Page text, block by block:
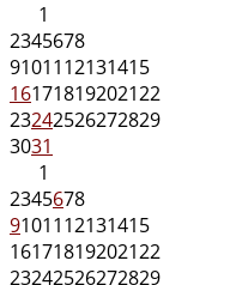
1
2345678
9101112131415
16171819202122
23242526272829
3031
1
2345678
9101112131415
16171819202122
23242526272829